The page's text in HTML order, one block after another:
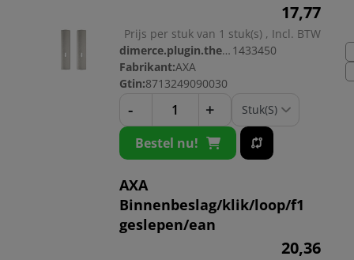
17,77
Prijs per stuk van 1 stuk(s) , Incl. BTW
dimerce.plugin.theme.productnr: 1433450
Fabrikant:AXA
Gtin:8713249090030
- +
Bestel nu!
AXA
Binnenbeslag/klik/loop/f1
geslepen/ean
20,36